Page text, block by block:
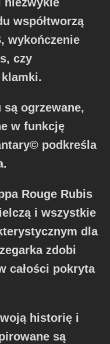
współtworzą
wykończenie
czy
są ogrzewane,
w funkcję
podkreśla
Rouge Rubis
i wszystkie
dla
zdobi
całości pokryta
historię i
są